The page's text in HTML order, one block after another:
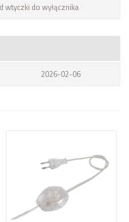
wtyczki do wyłącznika
2026-02-06